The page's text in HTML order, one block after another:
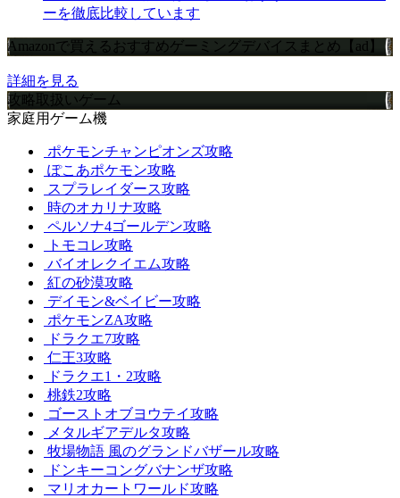
ーを徹底比較しています
Amazonで買えるおすすめゲーミングデバイスまとめ【ad】
詳細を見る
攻略取扱いゲーム
家庭用ゲーム機
ポケモンチャンピオンズ攻略
ぽこあポケモン攻略
スプラレイダース攻略
時のオカリナ攻略
ペルソナ4ゴールデン攻略
トモコレ攻略
バイオレクイエム攻略
紅の砂漠攻略
デイモン&ベイビー攻略
ポケモンZA攻略
ドラクエ7攻略
仁王3攻略
ドラクエ1・2攻略
桃鉄2攻略
ゴーストオブヨウテイ攻略
メタルギアデルタ攻略
牧場物語 風のグランドバザール攻略
ドンキーコングバナンザ攻略
マリオカートワールド攻略